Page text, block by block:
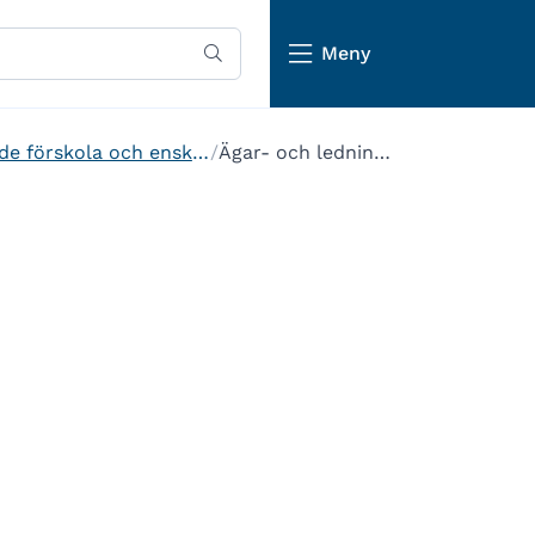
Meny
Starta och driva fristående förskola och enskild pedagogisk omsorg Ägar- och ledningsprövning